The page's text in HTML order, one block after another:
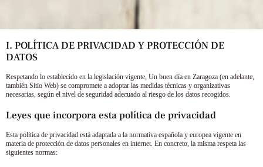
I. POLÍTICA DE PRIVACIDAD Y PROTECCIÓN DE
DATOS
Respetando lo establecido en la legislación vigente, Un buen día en Zaragoza (en adelante,
también Sitio Web) se compromete a adoptar las medidas técnicas y organizativas
necesarias, según el nivel de seguridad adecuado al riesgo de los datos recogidos.
Leyes que incorpora esta política de privacidad
Esta política de privacidad está adaptada a la normativa española y europea vigente en
materia de protección de datos personales en internet. En concreto, la misma respeta las
siguientes normas: